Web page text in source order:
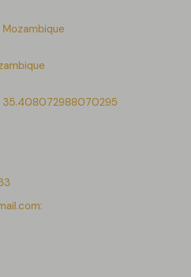
35.408072988070295